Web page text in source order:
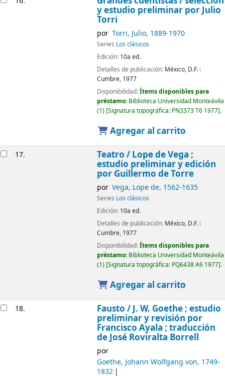
y estudio preliminar por Julio
Torri
por Torri, Julio, 1889-1970
Series Los clásicos
Edición: 10a ed.
Detalles de publicación: México, D.F. :
Cumbre, 1977
Disponibilidad:Ítems disponibles para
préstamo: Biblioteca Universidad Monteávila
(1) Signatura topográfica: PN3373 T6 1977 .
Agregar al carrito
17. Teatro / Lope de Vega ;
estudio preliminar y edición
por Guillermo de Torre
por Vega, Lope de, 1562-1635
Series Los clásicos
Edición: 10a ed.
Detalles de publicación: México, D.F. :
Cumbre, 1977
Disponibilidad:Ítems disponibles para
préstamo: Biblioteca Universidad Monteávila
(1) Signatura topográfica: PQ6438 A6 1977 .
Agregar al carrito
18. Fausto /J. W. Goethe ; estudio
preliminar y revisión por
Francisco Ayala ; traducción
de José Roviralta Borrell
por
Goethe, Johann Wolfgang von, 1749-
1832